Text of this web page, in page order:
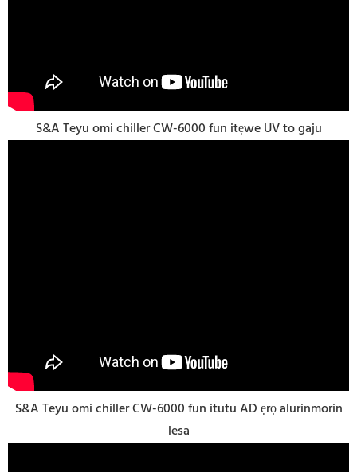
S&A Teyu omi chiller CW-6000 fun itẹwe UV to gaju
S&A Teyu omi chiller CW-6000 fun itutu AD ẹrọ alurinmorin
lesa